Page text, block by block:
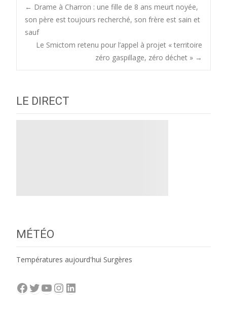
Post
navigation
← Drame à Charron : une fille de 8 ans meurt noyée,
son père est toujours recherché, son frère est sain et
sauf
Le Smictom retenu pour l’appel à projet « territoire
zéro gaspillage, zéro déchet » →
LE DIRECT
MÉTÉO
Températures aujourd'hui Surgères
Facebook
Twitter
YouTube
Instagram
LinkedIn